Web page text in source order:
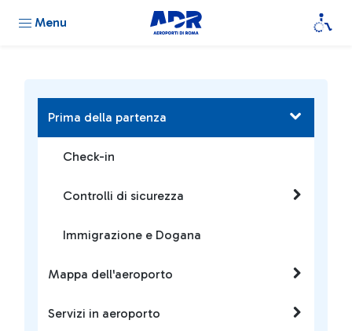
Menu
Prima della partenza
Check-in
Controlli di sicurezza
Immigrazione e Dogana
Mappa dell'aeroporto
Servizi in aeroporto